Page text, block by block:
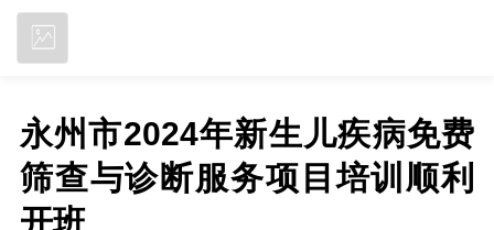
永州市2024年新生儿疾病免费
筛查与诊断服务项目培训顺利
开班